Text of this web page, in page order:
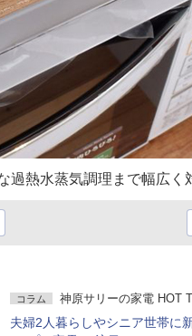
過熱水蒸気調理まで幅広く
コラム 神原サリーの家電 HOT
夫婦2人暮らしやシニア世帯に